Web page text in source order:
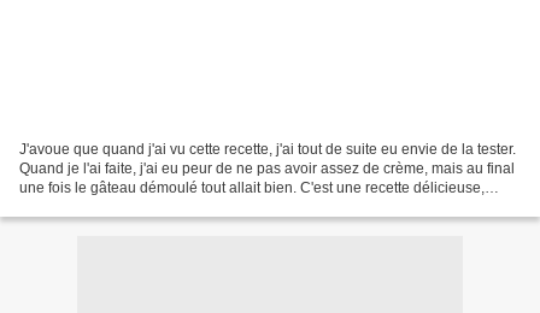
J'avoue que quand j'ai vu cette recette, j'ai tout de suite eu envie de la tester.
Quand je l'ai faite, j'ai eu peur de ne pas avoir assez de crème, mais au final
une fois le gâteau démoulé tout allait bien. C'est une recette délicieuse,